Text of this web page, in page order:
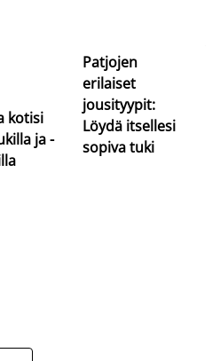
kotisi
ja -
Patjojen
erilaiset
jousityypit:
Löydä itsellesi
sopiva tuki